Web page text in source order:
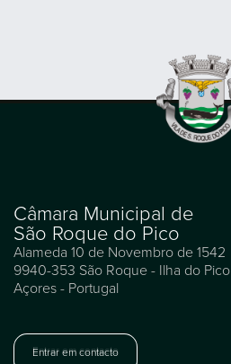
Câmara Municipal de
São Roque do Pico
Alameda 10 de Novembro de 1542
9940-353 São Roque - Ilha do Pico
Açores - Portugal
Entrar em contacto